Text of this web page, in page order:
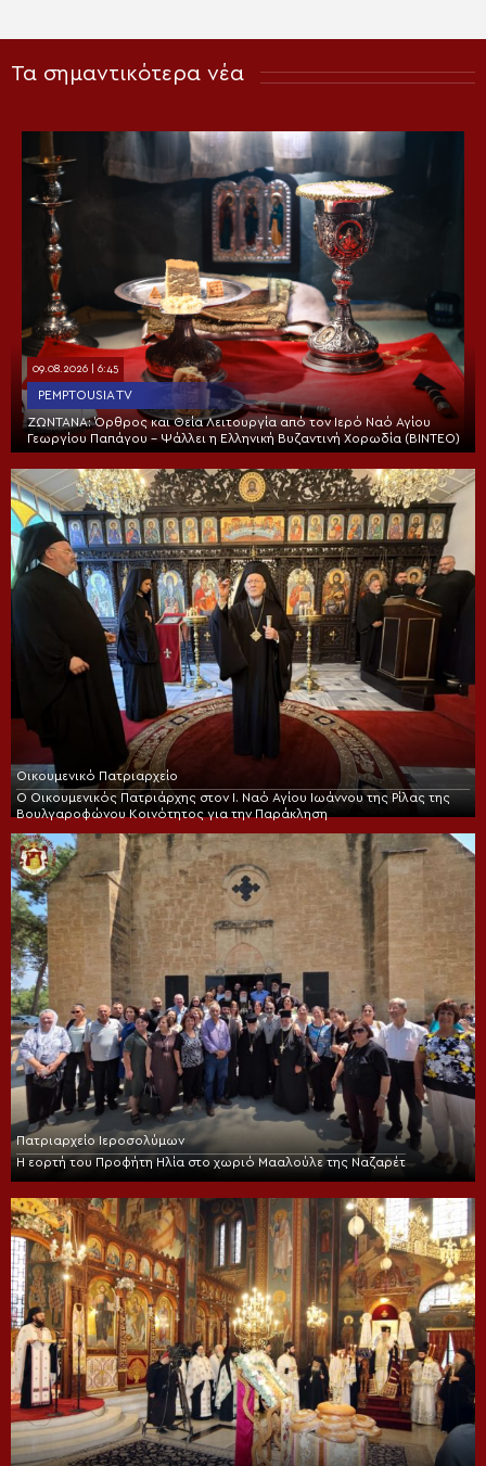
Τα σημαντικότερα νέα
09.08.2026 | 6:45
PEMPTOUSIA TV
ΖΩΝΤΑΝΑ: Όρθρος και Θεία Λειτουργία από τον Ιερό Ναό Αγίου
Γεωργίου Παπάγου – Ψάλλει η Ελληνική Βυζαντινή Χορωδία (ΒΙΝΤΕΟ)
Οικουμενικό Πατριαρχείο
Ο Οικουμενικός Πατριάρχης στον I. Ναό Αγίου Ιωάννου της Ρίλας της
Βουλγαροφώνου Κοινότητος για την Παράκληση
Πατριαρχείο Ιεροσολύμων
Η εορτή του Προφήτη Ηλία στο χωριό Μααλούλε της Ναζαρέτ